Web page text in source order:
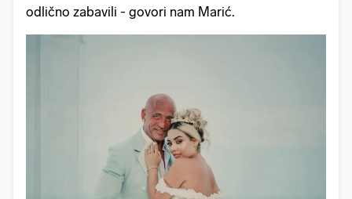
odlično zabavili - govori nam Marić.